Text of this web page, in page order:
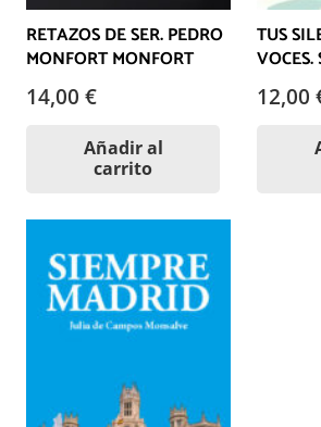
RETAZOS DE SER. PEDRO
MONFORT MONFORT
14,00 €
Añadir al
carrito
TUS
12,00